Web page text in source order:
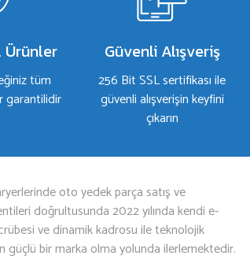
Ürünler
tüm
garantilidir
Güvenli Alışveriş
256 Bit SSL sertifikası ile
güvenli alışverişin keyfini
çıkarın
oto yedek parça satış ve
doğrultusunda 2022 yılında kendi e-
ve dinamik kadrosu ile teknolojik
bir marka olma yolunda ilerlemektedir.